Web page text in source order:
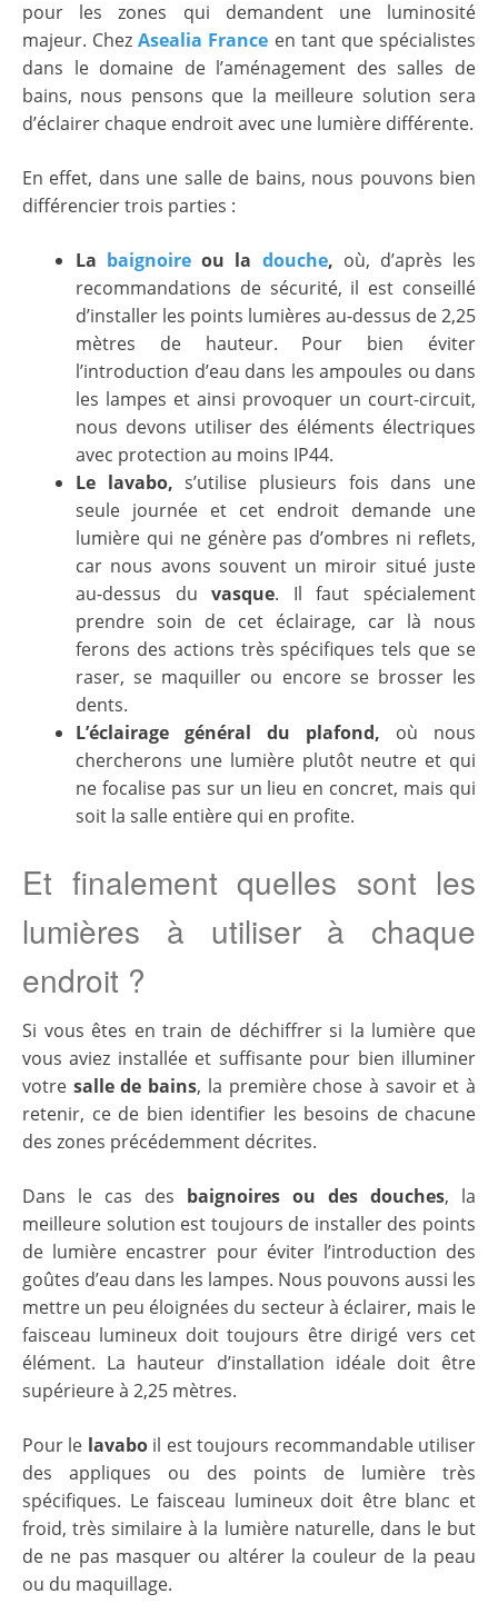
pour les zones qui demandent une luminosité
majeur. ChezAsealia France en tant que spécialistes
dans le domaine de l’aménagement des salles de
bains, nous pensons que la meilleure solution sera
d’éclairer chaque endroit avec une lumière différente.
En effet, dans une salle de bains, nous pouvons bien
différencier trois parties :
La baignoire ou la douche, où, d’après les
recommandations de sécurité, il est conseillé
d’installer les points lumières au-dessus de 2,25
mètres de hauteur. Pour bien éviter
l’introduction d’eau dans les ampoules ou dans
les lampes et ainsi provoquer un court-circuit,
nous devons utiliser des éléments électriques
avec protection au moins IP44.
Le lavabo, s’utilise plusieurs fois dans une
seule journée et cet endroit demande une
lumière qui ne génère pas d’ombres ni reflets,
car nous avons souvent un miroir situé juste
au-dessus duvasque. Il faut spécialement
prendre soin de cet éclairage, car là nous
ferons des actions très spécifiques tels que se
raser, se maquiller ou encore se brosser les
dents.
L’éclairage général du plafond, où nous
chercherons une lumière plutôt neutre et qui
ne focalise pas sur un lieu en concret, mais qui
soit la salle entière qui en profite.
Et finalement quelles sont les
lumières à utiliser à chaque
endroit ?
Si vous êtes en train de déchiffrer si la lumière que
vous aviez installée et suffisante pour bien illuminer
votre salle de bains, la première chose à savoir et à
retenir, ce de bien identifier les besoins de chacune
des zones précédemment décrites.
Dans le cas des baignoires ou des douches, la
meilleure solution est toujours de installer des points
de lumière encastrer pour éviter l’introduction des
goûtes d’eau dans les lampes. Nous pouvons aussi les
mettre un peu éloignées du secteur à éclairer, mais le
faisceau lumineux doit toujours être dirigé vers cet
élément. La hauteur d’installation idéale doit être
supérieure à 2,25 mètres.
Pour le lavabo il est toujours recommandable utiliser
des appliques ou des points de lumière très
spécifiques. Le faisceau lumineux doit être blanc et
froid, très similaire à la lumière naturelle, dans le but
de ne pas masquer ou altérer la couleur de la peau
ou du maquillage.